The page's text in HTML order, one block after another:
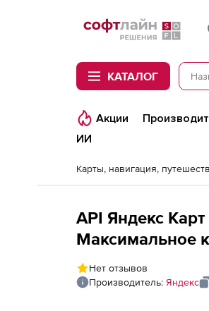
Softline
КАТАЛОГ
Акции
ИИ
Карты, навигация,
API Яндекс
Максимальное
Нет отзывов
Производитель: Яндекс